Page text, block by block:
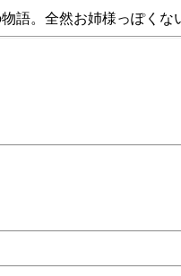
語。全然お姉様っぽくな